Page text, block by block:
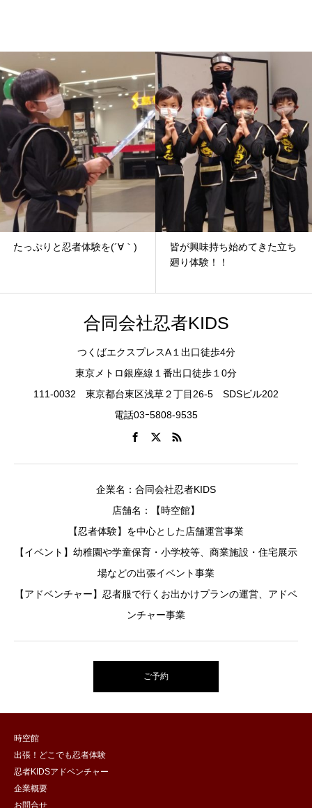
たっぷりと忍者体験を(´∀｀)
皆が興味持ち始めてきた立ち
廻り体験！！
合同会社忍者KIDS
つくばエクスプレスA１出口徒歩4分
東京メトロ銀座線１番出口徒歩１0分
111-0032 東京都台東区浅草２丁目26-5 SDSビル202
電話03ｰ5808-9535
企業名：合同会社忍者KIDS
店舗名：【時空館】
【忍者体験】を中心とした店舗運営事業
【イベント】幼稚園や学童保育・小学校等、商業施設・住宅展示
場などの出張イベント事業
【アドベンチャー】忍者服で行くお出かけプランの運営、アドベ
ンチャー事業
ご予約
時空館
出張！どこでも忍者体験
忍者KIDSアドベンチャー
企業概要
お問合せ